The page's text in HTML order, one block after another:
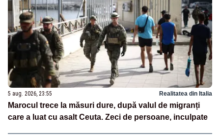
5 aug. 2026, 23:55 Realitatea din Italia
Marocul trece la măsuri dure, după valul de migranți
care a luat cu asalt Ceuta. Zeci de persoane, inculpate